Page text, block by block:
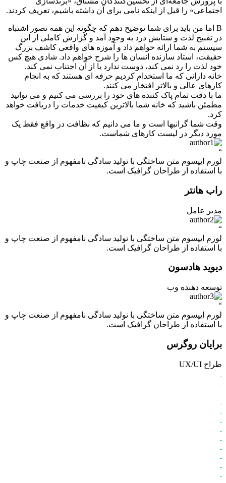
اجتماعی» را قبل از اینکه نامی برای آن داشته باشیم، تعریف کردند.
B اما من باید برای شما توضیح دهم که چگونه این همه تصور اشتباه
در تقبیح لذت و ستایش درد به وجود آمد و گزارش کاملی از این
سیستم به شما ارائه خواهم داد و آموزه های واقعی کاشف بزرگ
حقیقت، استاد سازنده انسان ها را شرح خواهم داد. شادی هیچ کس
خود لذت را رد نمی کند، دوست ندارد یا از آن اجتناب نمی کند.
خانه دارانی که ما استخدام کردیم حرفه ای هستند که به انجام
کارهای عالی و بالاتر افتخار می کنند.
ما با دقت تمام پاک کننده های خود را بررسی می کنیم و می توانید
مطمئن باشید که خانه شما بالاترین کیفیت خدمات را دریافت خواهد
کرد.
وقت شما گرانبها است و ما می دانیم که نظافت در واقع فقط یک
مورد دیگر در لیست کارهای شماست.
“
لورم ایپسوم متن ساختگی با تولید سادگی نامفهوم از صنعت چاپ و
با استفاده از طراحان گرافیک است.
راب هانتر
مدیر عامل
“
لورم ایپسوم متن ساختگی با تولید سادگی نامفهوم از صنعت چاپ و
با استفاده از طراحان گرافیک است.
دیوید هادسون
توسعه دهنده وب
“
لورم ایپسوم متن ساختگی با تولید سادگی نامفهوم از صنعت چاپ و
با استفاده از طراحان گرافیک است.
برایان روگرس
طراح UX/UI